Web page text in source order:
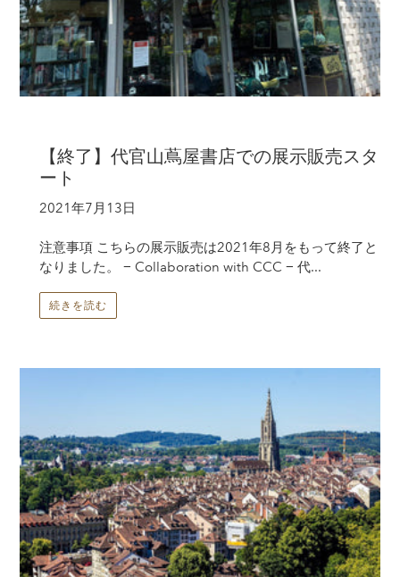
【終了】代官山蔦屋書店での展示販売スタ
ート
2021年7月13日
注意事項 こちらの展示販売は2021年8月をもって終了と
なりました。 − Collaboration with CCC − 代...
続きを読む